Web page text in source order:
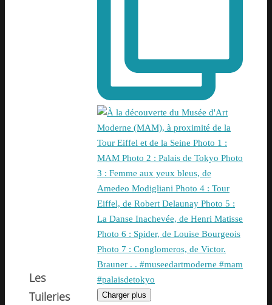
Les
Tuileries
Charger plus